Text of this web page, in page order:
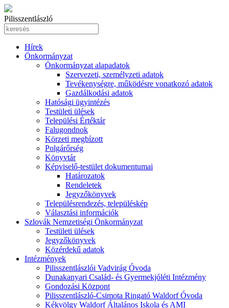
Pilisszentlászló
Hírek
Önkormányzat
Önkormányzat alapadatok
Szervezeti, személyzeti adatok
Tevékenységre, működésre vonatkozó adatok
Gazdálkodási adatok
Hatósági ügyintézés
Testületi ülések
Települési Értéktár
Falugondnok
Körzeti megbízott
Polgárőrség
Könyvtár
Képviselő-testület dokumentumai
Határozatok
Rendeletek
Jegyzőkönyvek
Településrendezés, településkép
Választási információk
Szlovák Nemzetiségi Önkormányzat
Testületi ülések
Jegyzőkönyvek
Közérdekű adatok
Intézmények
Pilisszentlászlói Vadvirág Óvoda
Dunakanyari Család- és Gyermekjóléti Intézmény
Gondozási Központ
Pilisszentlászló-Csimota Ringató Waldorf Óvoda
Kékvölgy Waldorf Általános Iskola és AMI